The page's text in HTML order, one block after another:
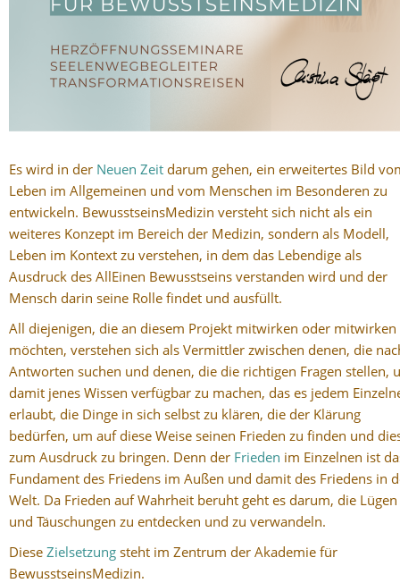
Es wird in der Neuen Zeit darum gehen, ein erweitertes Bild
Leben im Allgemeinen und vom Menschen im Besonderen zu
entwickeln. BewusstseinsMedizin versteht sich nicht als ein
weiteres Konzept im Bereich der Medizin, sondern als Modell,
Leben im Kontext zu verstehen, in dem das Lebendige als
Ausdruck des AllEinen Bewusstseins verstanden wird und der
Mensch darin seine Rolle findet und ausfüllt.
All diejenigen, die an diesem Projekt mitwirken oder mitwirken
möchten, verstehen sich als Vermittler zwischen denen, die
Antworten suchen und denen, die die richtigen Fragen stellen,
damit jenes Wissen verfügbar zu machen, das es jedem
erlaubt, die Dinge in sich selbst zu klären, die der Klärung
bedürfen, um auf diese Weise seinen Frieden zu finden und
zum Ausdruck zu bringen. Denn der Frieden im Einzelnen ist
Fundament des Friedens im Außen und damit des Friedens in
Welt. Da Frieden auf Wahrheit beruht geht es darum, die Lügen
und Täuschungen zu entdecken und zu verwandeln.
Diese Zielsetzung steht im Zentrum der Akademie für
BewusstseinsMedizin.